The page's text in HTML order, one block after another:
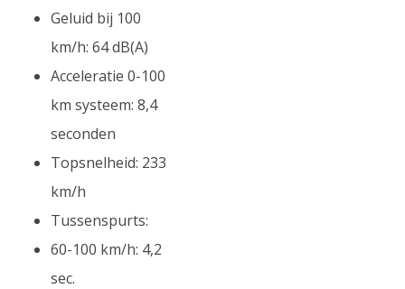
Geluid bij 100
km/h: 64 dB(A)
Acceleratie 0-100
km systeem: 8,4
seconden
Topsnelheid: 233
km/h
Tussenspurts:
60-100 km/h: 4,2
sec.